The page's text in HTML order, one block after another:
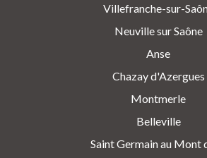
Villefranche-sur-
Neuville sur Saône
Anse
Chazay d'Azergues
Montmerle
Belleville
Saint Germain au Mont